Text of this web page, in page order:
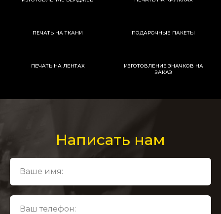
ПЕЧАТЬ НА ТКАНИ ПОДАРОЧНЫЕ ПАКЕТЫ
ПЕЧАТЬ НА ЛЕНТАХ
ИЗГОТОВЛЕНИЕ ЗНАЧКОВ НА
ЗАКАЗ
Написать нам